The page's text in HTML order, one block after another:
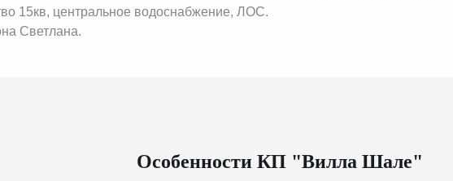
15кв, центральное водоснабжение, ЛОС.
Светлана.
Особенности КП "Вилла Шале"